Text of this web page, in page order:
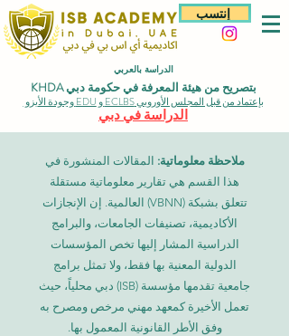
إنتسب
الدراسة بالعربي
بتصريح من هيئة المعرفة في حكومة دبي KHDA
بإعتماد من قبل المجلس الأوروبي ECLBS و EDU وجودة الأيزو
الدراسة في دبي
ملاحظة معلوماتية: المقالات المنشورة في
هذا القسم هي تقارير معلوماتية مستقلة
تتعلق بشبكة (VBNN) العالمية. إن الإنجازات
الأكاديمية، تصنيفات الجامعات، والبرامج
الدراسية المشار إليها تخص المؤسسات
الدولية المعنية بها فقط، ولا تمثل برامج
جامعية تقدمها مؤسسة (ISB) دبي محلياً، حيث
تعمل الأخيرة كمعهد مهني مرخص ومصرح به
وفق الأطر القانونية المعمول بها.